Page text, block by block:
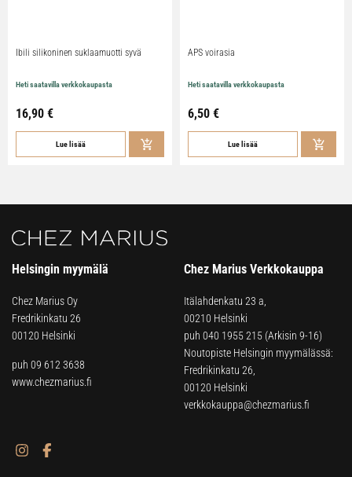
Ibili silikoninen suklaamuotti syvä
Heti saatavilla verkkokaupasta
16,90 €
Lue lisää
APS voirasia
Heti saatavilla verkkokaupasta
6,50 €
Lue lisää
Helsingin myymälä
Chez Marius Oy
Fredrikinkatu 26
00120 Helsinki
puh 09 612 3638
www.chezmarius.fi
Chez Marius Verkkokauppa
Itälahdenkatu 23 a,
00210 Helsinki
puh 040 1955 215 (Arkisin 9-16)
Noutopiste Helsingin myymälässä:
Fredrikinkatu 26,
00120 Helsinki
verkkokauppa@chezmarius.fi